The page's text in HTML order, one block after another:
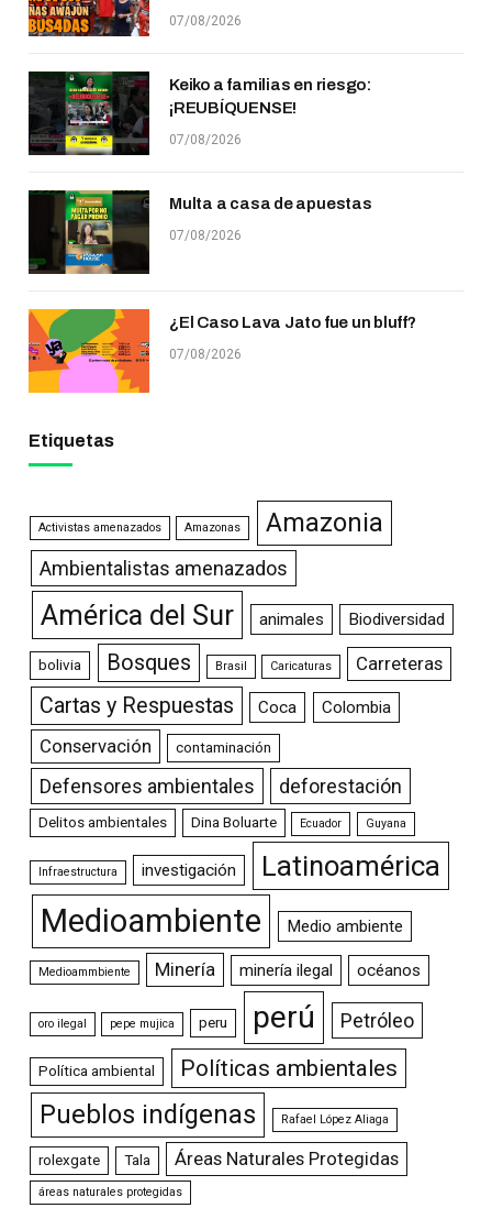
07/08/2026
Keiko a familias en riesgo:
¡REUBÍQUENSE!
07/08/2026
Multa a casa de apuestas
07/08/2026
¿El Caso Lava Jato fue un bluff?
07/08/2026
Etiquetas
Activistas amenazados Amazonas Amazonia
Ambientalistas amenazados
América del Sur animales Biodiversidad
bolivia Bosques Brasil Caricaturas Carreteras
Cartas y Respuestas Coca Colombia
Conservación contaminación
Defensores ambientales deforestación
Delitos ambientales Dina Boluarte Ecuador Guyana
Infraestructura investigación Latinoamérica
Medioambiente Medio ambiente
Medioammbiente Minería minería ilegal océanos
oro ilegal pepe mujica peru perú Petróleo
Política ambiental Políticas ambientales
Pueblos indígenas Rafael López Aliaga
rolexgate Tala Áreas Naturales Protegidas
áreas naturales protegidas